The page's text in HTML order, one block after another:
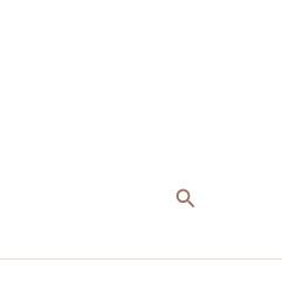
Cerca